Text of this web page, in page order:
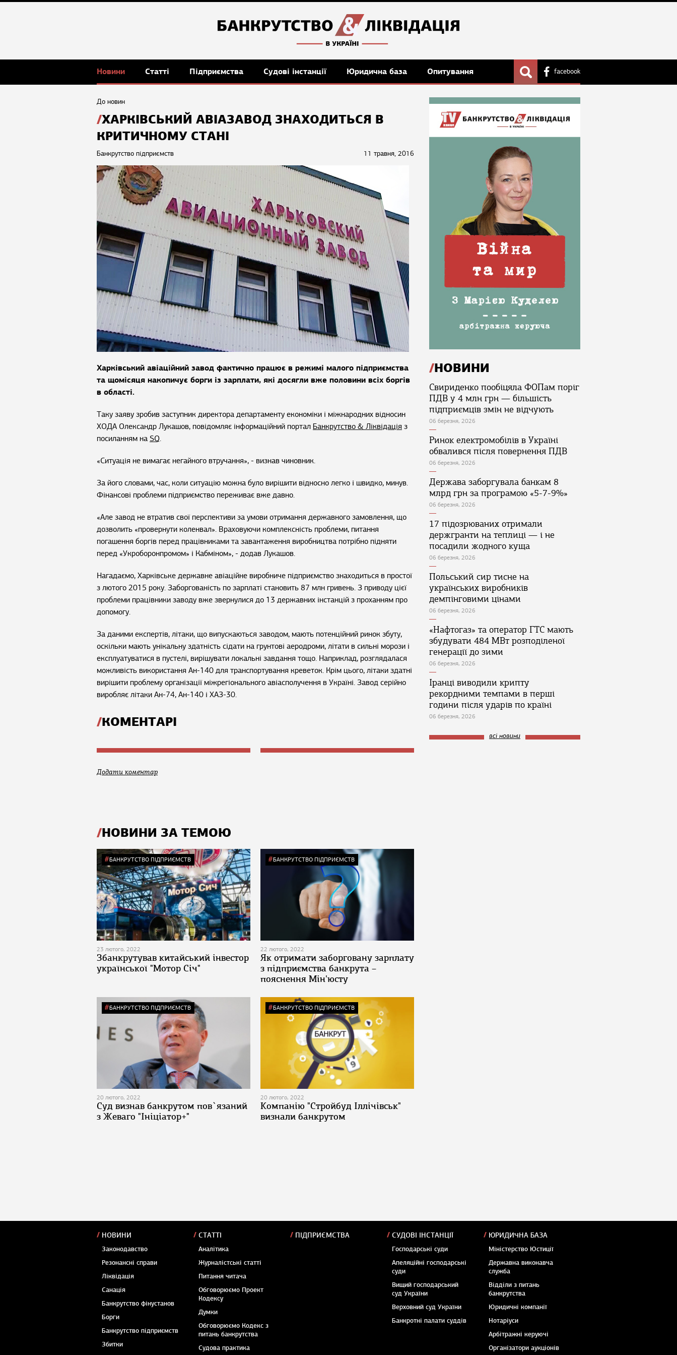
Новини Статті Підприємства Судові інстанції Юридична база Опитування facebook
До новин
ХАРКІВСЬКИЙ АВІАЗАВОД ЗНАХОДИТЬСЯ В
КРИТИЧНОМУ СТАНІ
11 травня, 2016
Банкрутство підприємств
Харківський авіаційний завод фактично працює в режимі малого підприємства
та щомісяця накопичує борги із зарплати, які досягли вже половини всіх боргів
в області.
Таку заяву зробив заступник директора департаменту економіки і міжнародних відносин
ХОДА Олександр Лукашов, повідомляє інформаційний портал Банкрутство & Ліквідація з
посиланням на SQ.
«Ситуація не вимагає негайного втручання», - визнав чиновник.
За його словами, час, коли ситуацію можна було вирішити відносно легко і швидко, минув.
Фінансові проблеми підприємство переживає вже давно.
«Але завод не втратив свої перспективи за умови отримання державного замовлення, що
дозволить «провернути коленвал». Враховуючи комплексність проблеми, питання
погашення боргів перед працівниками та завантаження виробництва потрібно підняти
перед «Укроборонпромом» і Кабміном», - додав Лукашов.
Нагадаємо, Харківське державне авіаційне виробниче підприємство знаходиться в простої
з лютого 2015 року. Заборгованість по зарплаті становить 87 млн гривень. З приводу цієї
проблеми працівники заводу вже звернулися до 13 державних інстанцій з проханням про
допомогу.
За даними експертів, літаки, що випускаються заводом, мають потенційний ринок збуту,
оскільки мають унікальну здатність сідати на грунтові аеродроми, літати в сильні морози і
експлуатуватися в пустелі, вирішувати локальні завдання тощо. Наприклад, розглядалася
можливість використання Ан-140 для транспортування креветок. Крім цього, літаки здатні
вирішити проблему організації міжрегіонального авіасполучення в Україні. Завод серійно
виробляє літаки Ан-74, Ан-140 і ХАЗ-30.
КОМЕНТАРІ
Додати коментар
НОВИНИ ЗА ТЕМОЮ
БАНКРУТСТВО ПІДПРИЄМСТВ
23 лютого, 2022
Збанкрутував китайський інвестор
української "Мотор Січ"
БАНКРУТСТВО ПІДПРИЄМСТВ
22 лютого, 2022
Як отримати заборговану зарплату
з підприємства банкрута –
пояснення Мін'юсту
БАНКРУТСТВО ПІДПРИЄМСТВ
20 лютого, 2022
Суд визнав банкрутом пов`язаний
з Жеваго "Ініціатор+"
БАНКРУТСТВО ПІДПРИЄМСТВ
20 лютого, 2022
Компанію "Стройбуд Іллічівськ"
визнали банкрутом
НОВИНИ
Свириденко пообіцяла ФОПам поріг
ПДВ у 4 млн грн — більшість
підприємців змін не відчують
06 березня, 2026
Ринок електромобілів в Україні
обвалився після повернення ПДВ
06 березня, 2026
Держава заборгувала банкам 8
млрд грн за програмою «5-7-9%»
06 березня, 2026
17 підозрюваних отримали
держгранти на теплиці — і не
посадили жодного куща
06 березня, 2026
Польський сир тисне на
українських виробників
демпінговими цінами
06 березня, 2026
«Нафтогаз» та оператор ГТС мають
збудувати 484 МВт розподіленої
генерації до зими
06 березня, 2026
Іранці виводили крипту
рекордними темпами в перші
години після ударів по країні
06 березня, 2026
всі новини
НОВИНИ
Законодавство
Резонансні справи
Ліквідація
Санація
Банкрутство фінустанов
Борги
Банкрутство підприємств
Збитки
СТАТТІ
Аналітика
Журналістські статті
Питання читача
Обговорюємо Проект
Кодексу
Думки
Обговорюємо Кодекс з
питань банкрутства
Судова практика
ПІДПРИЄМСТВА СУДОВІ ІНСТАНЦІЇ
Господарські суди
Апеляційні господарські
суди
Вищий господарський
суд України
Верховний суд України
Банкротні палати суддів
ЮРИДИЧНА БАЗА
Міністерство Юстиції
Державна виконавча
служба
Відділи з питань
банкрутства
Юридичні компанії
Нотаріуси
Арбітражні керуючі
Організатори аукціонів